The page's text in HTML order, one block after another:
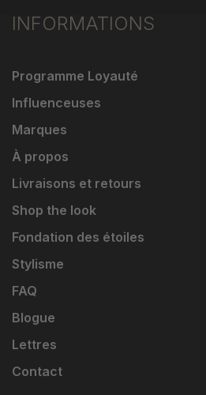
INFORMATIONS
Programme Loyauté
Influenceuses
Marques
À propos
Livraisons et retours
Shop the look
Fondation des étoiles
Stylisme
FAQ
Blogue
Lettres
Contact